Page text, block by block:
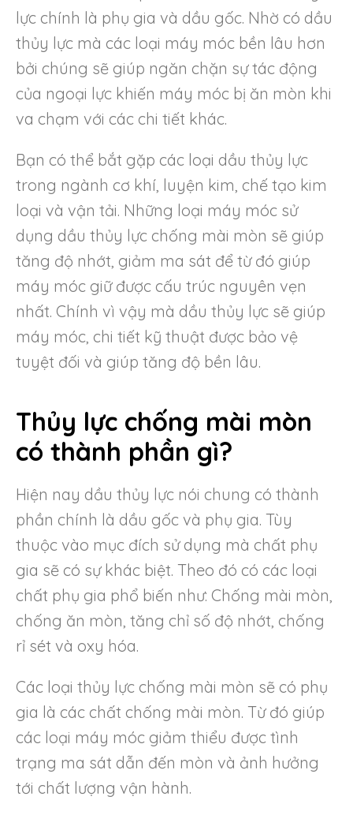
lực chính là phụ gia và dầu gốc. Nhờ có dầu
thủy lực mà các loại máy móc bền lâu hơn
bởi chúng sẽ giúp ngăn chặn sự tác động
của ngoại lực khiến máy móc bị ăn mòn khi
va chạm với các chi tiết khác.
Bạn có thể bắt gặp các loại dầu thủy lực
trong ngành cơ khí, luyện kim, chế tạo kim
loại và vận tải. Những loại máy móc sử
dụng dầu thủy lực chống mài mòn sẽ giúp
tăng độ nhớt, giảm ma sát để từ đó giúp
máy móc giữ được cấu trúc nguyên vẹn
nhất. Chính vì vậy mà dầu thủy lực sẽ giúp
máy móc, chi tiết kỹ thuật được bảo vệ
tuyệt đối và giúp tăng độ bền lâu.
Thủy lực chống mài mòn
có thành phần gì?
Hiện nay dầu thủy lực nói chung có thành
phần chính là dầu gốc và phụ gia. Tùy
thuộc vào mục đích sử dụng mà chất phụ
gia sẽ có sự khác biệt. Theo đó có các loại
chất phụ gia phổ biến như: Chống mài mòn,
chống ăn mòn, tăng chỉ số độ nhớt, chống
rỉ sét và oxy hóa.
Các loại thủy lực chống mài mòn sẽ có phụ
gia là các chất chống mài mòn. Từ đó giúp
các loại máy móc giảm thiểu được tình
trạng ma sát dẫn đến mòn và ảnh hưởng
tới chất lượng vận hành.